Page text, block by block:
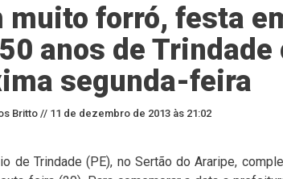
muito forró, festa
anos de Trindade
segunda-feira
Britto // 11 de dezembro de 2013 às 21:02
de Trindade (PE), no Sertão do Araripe,